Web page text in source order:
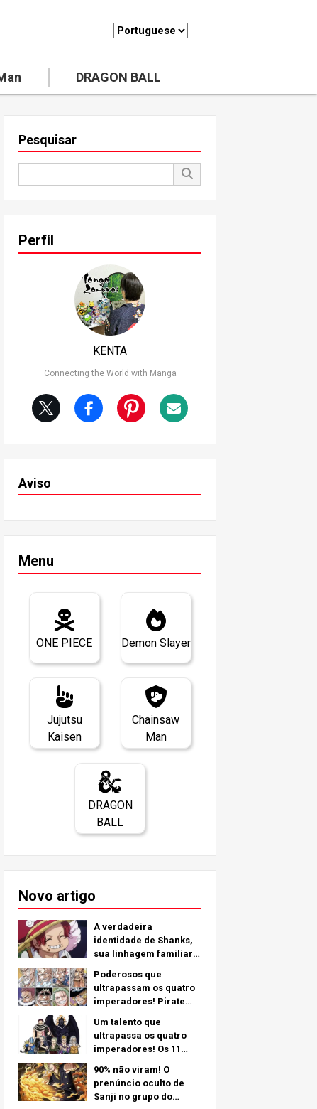
DRAGON BALL
Pesquisar
Perfil
KENTA
Connecting the World with Manga
Aviso
Menu
ONE PIECE Demon Slayer
Jujutsu
Kaisen
Chainsaw
Man
DRAGON
BALL
Novo artigo
A verdadeira
identidade de Shanks,
sua linhagem familiar e
seu braço esquerdo -
uma análise
aprofundada do último
capítulo!
Poderosos que
ultrapassam os quatro
imperadores! Pirate
Rankings TOP 11 (Do 5º
ao 1º)
Um talento que
ultrapassa os quatro
imperadores! Os 11
fortes do grupo de
piratas nº 2 (do 11º ao
6º lugar)
90% não viram! O
prenúncio oculto de
Sanji no grupo do